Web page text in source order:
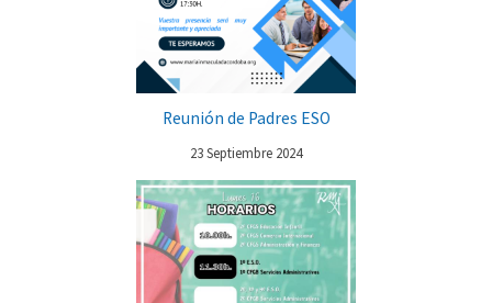
Reunión de Padres ESO
23 Septiembre 2024